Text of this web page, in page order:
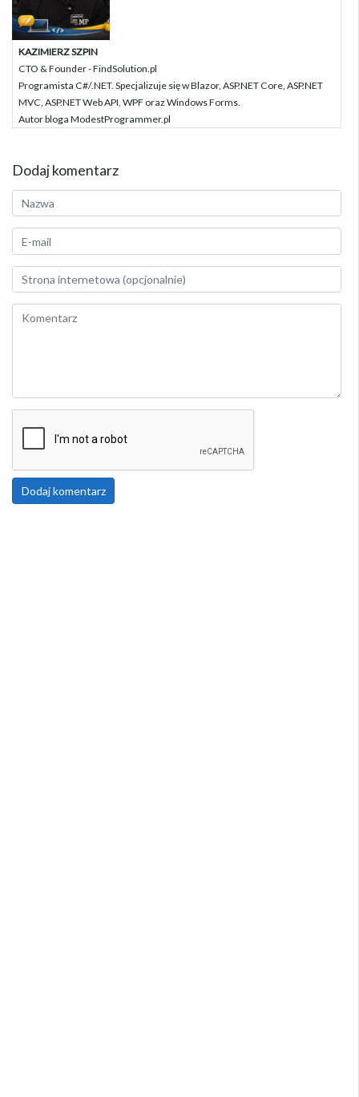
KAZIMIERZ SZPIN
CTO & Founder - FindSolution.pl
Programista C#/.NET. Specjalizuje się w Blazor, ASP.NET Core, ASP.NET
MVC, ASP.NET Web API, WPF oraz Windows Forms.
Autor bloga ModestProgrammer.pl
Dodaj komentarz
Dodaj komentarz